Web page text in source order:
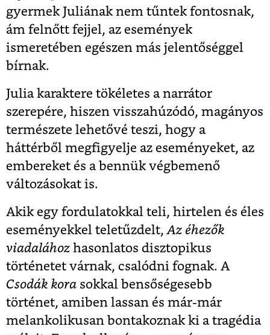
gyermek Juliának nem tűntek fontosnak,
ám felnőtt fejjel, az események
ismeretében egészen más jelentőséggel
bírnak.
Julia karaktere tökéletes a narrátor
szerepére, hiszen visszahúzódó, magányos
természete lehetővé teszi, hogy a
háttérből megfigyelje az eseményeket, az
embereket és a bennük végbemenő
változásokat is.
Akik egy fordulatokkal teli, hirtelen és éles
eseményekkel teletűzdelt,Az éhezők
viadalához hasonlatos disztopikus
történetet várnak, csalódni fognak. A
Csodák kora sokkal bensőségesebb
történet, amiben lassan és már-már
melankolikusan bontakoznak ki a tragédia